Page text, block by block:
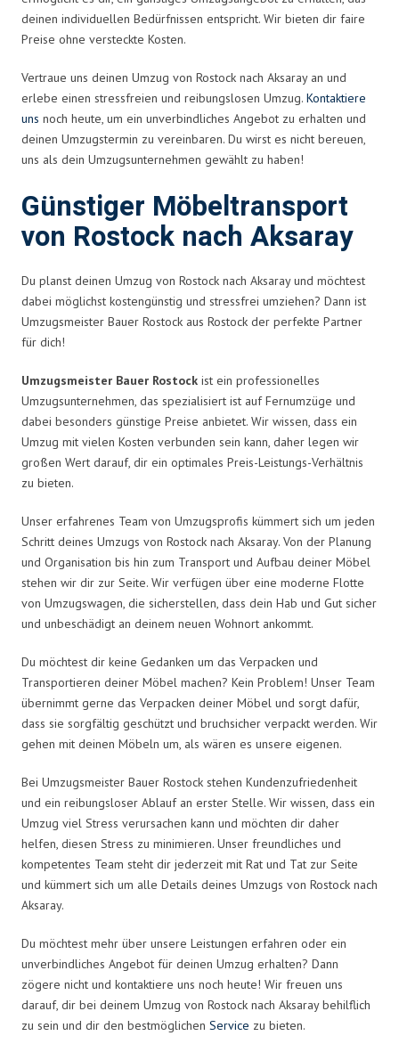
deinen individuellen Bedürfnissen entspricht. Wir bieten dir faire
Preise ohne versteckte Kosten.
Vertraue uns deinen Umzug von Rostock nach Aksaray an und
erlebe einen stressfreien und reibungslosen Umzug. Kontaktiere
uns noch heute, um ein unverbindliches Angebot zu erhalten und
deinen Umzugstermin zu vereinbaren. Du wirst es nicht bereuen,
uns als dein Umzugsunternehmen gewählt zu haben!
Günstiger Möbeltransport
von Rostock nach Aksaray
Du planst deinen Umzug von Rostock nach Aksaray und möchtest
dabei möglichst kostengünstig und stressfrei umziehen? Dann ist
Umzugsmeister Bauer Rostock aus Rostock der perfekte Partner
für dich!
Umzugsmeister Bauer Rostock ist ein professionelles
Umzugsunternehmen, das spezialisiert ist auf Fernumzüge und
dabei besonders günstige Preise anbietet. Wir wissen, dass ein
Umzug mit vielen Kosten verbunden sein kann, daher legen wir
großen Wert darauf, dir ein optimales Preis-Leistungs-Verhältnis
zu bieten.
Unser erfahrenes Team von Umzugsprofis kümmert sich um jeden
Schritt deines Umzugs von Rostock nach Aksaray. Von der Planung
und Organisation bis hin zum Transport und Aufbau deiner Möbel
stehen wir dir zur Seite. Wir verfügen über eine moderne Flotte
von Umzugswagen, die sicherstellen, dass dein Hab und Gut sicher
und unbeschädigt an deinem neuen Wohnort ankommt.
Du möchtest dir keine Gedanken um das Verpacken und
Transportieren deiner Möbel machen? Kein Problem! Unser Team
übernimmt gerne das Verpacken deiner Möbel und sorgt dafür,
dass sie sorgfältig geschützt und bruchsicher verpackt werden. Wir
gehen mit deinen Möbeln um, als wären es unsere eigenen.
Bei Umzugsmeister Bauer Rostock stehen Kundenzufriedenheit
und ein reibungsloser Ablauf an erster Stelle. Wir wissen, dass ein
Umzug viel Stress verursachen kann und möchten dir daher
helfen, diesen Stress zu minimieren. Unser freundliches und
kompetentes Team steht dir jederzeit mit Rat und Tat zur Seite
und kümmert sich um alle Details deines Umzugs von Rostock nach
Aksaray.
Du möchtest mehr über unsere Leistungen erfahren oder ein
unverbindliches Angebot für deinen Umzug erhalten? Dann
zögere nicht und kontaktiere uns noch heute! Wir freuen uns
darauf, dir bei deinem Umzug von Rostock nach Aksaray behilflich
zu sein und dir den bestmöglichen Service zu bieten.